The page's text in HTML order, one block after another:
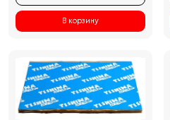
В корзину